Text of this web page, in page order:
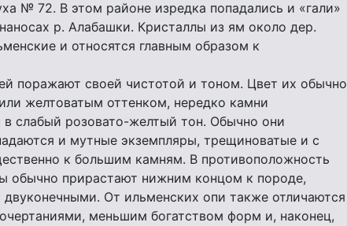
№ 72. В этом районе изредка попадались и «гали»
р. Алабашки. Кристаллы из ям около дер.
и относятся главным образом к
поражают своей чистотой и тоном. Цвет их обычно
желтоватым оттенком, нередко камни
слабый розовато-желтый тон. Обычно они
и мутные экземпляры, трещиноватые и с
к большим камням. В противоположность
обычно прирастают нижним концом к породе,
От ильменских опи также отличаются
меньшим богатством форм и, наконец,